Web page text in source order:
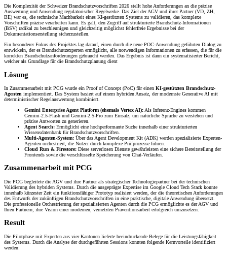
Die Komplexität der Schweizer Brandschutzvorschriften 2026 stellt hohe Anforderungen an die präzise
Auswertung und Anwendung regulatorischer Regelwerke. Das Ziel der AGV und ihrer Partner (VD, ZH,
BE) war es, die technische Machbarkeit eines KI-gestützten Systems zu validieren, das komplexe
Vorschriften präzise verarbeiten kann. Es galt, den Zugriff auf strukturierte Brandschutz-Informationen
(BSV) radikal zu beschleunigen und gleichzeitig möglichst fehlerfreie Ergebnisse bei der
Dokumentationserstellung sicherzustellen.
Ein besonderer Fokus des Projektes lag darauf, einen durch die neue POC-Anwendung geführten Dialog zu
entwickeln, der es Brandschutzexperten ermöglicht, alle notwendigen Informationen zu erfassen, die für die
korrekten Brandschutzanforderungen gebraucht werden. Das Ergebnis ist dann ein systematisierter Bericht,
welcher als Grundlage für die Brandschutzplanung dient
Lösung
In Zusammenarbeit mit PCG wurde ein Proof of Concept (PoC) für einen KI-gestützten Brandschutz-
Agenten implementiert. Das System basiert auf einem hybriden Ansatz, der modernste Generative AI mit
deterministischer Regelauswertung kombiniert.
Gemini Enterprise Agent Platform (ehemals Vertex AI): Als Inferenz-Engines kommen
Gemini-2.5-Flash und Gemini-2.5-Pro zum Einsatz, um natürliche Sprache zu verstehen und
präzise Antworten zu generieren.
Agent Search: Ermöglicht eine hochperformante Suche innerhalb einer strukturierten
Wissensdatenbank für Brandschutzvorschriften.
Multi-Agenten-System: Über das Agent Development Kit (ADK) werden spezialisierte Experten-
Agenten orchestriert, die Nutzer durch komplexe Prüfprozesse führen.
Cloud Run & Firestore: Diese serverlosen Dienste gewährleisten eine sichere Bereitstellung der
Frontends sowie die verschlüsselte Speicherung von Chat-Verläufen.
Zusammenarbeit mit PCG
Die PCG begleitete die AGV und ihre Partner als strategischer Technologiepartner bei der technischen
Validierung des hybriden Systems. Durch die ausgeprägte Expertise im Google Cloud Tech Stack konnte
innerhalb kürzester Zeit ein funktionsfähiger Prototyp realisiert werden, der die theoretischen Anforderungen
des Entwurfs der zukünftigen Brandschutzvorschriften in eine praktische, digitale Anwendung übersetzt.
Die professionelle Orchestrierung der spezialisierten Agenten durch die PCG ermöglichte es der AGV und
Ihren Partnern, ihre Vision einer modernen, vernetzten Präventionsarbeit erfolgreich umzusetzen.
Result
Die Pilotphase mit Experten aus vier Kantonen lieferte beeindruckende Belege für die Leistungsfähigkeit
des Systems. Durch die Analyse der durchgeführten Sessions konnten folgende Kernvorteile identifiziert
werden: